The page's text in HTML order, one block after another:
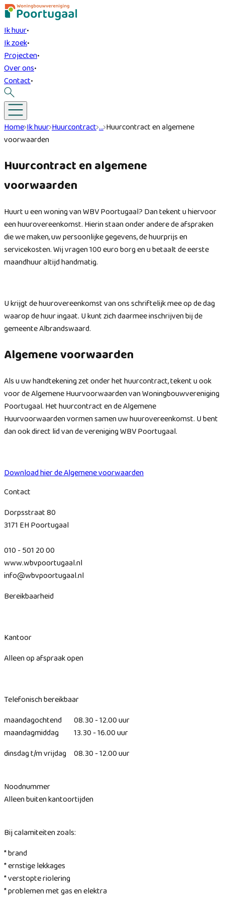
Ik huur•
Ik zoek•
Projecten•
Over ons•
Contact•
Home Ik huur Huurcontract … Huurcontract en algemene
voorwaarden
Huurcontract en algemene
voorwaarden
Huurt u een woning van WBV Poortugaal? Dan tekent u hiervoor
een huurovereenkomst. Hierin staan onder andere de afspraken
die we maken, uw persoonlijke gegevens, de huurprijs en
servicekosten. Wij vragen 100 euro borg en u betaalt de eerste
maandhuur altijd handmatig.
U krijgt de huurovereenkomst van ons schriftelijk mee op de dag
waarop de huur ingaat. U kunt zich daarmee inschrijven bij de
gemeente Albrandswaard.
Algemene voorwaarden
Als u uw handtekening zet onder het huurcontract, tekent u ook
voor de Algemene Huurvoorwaarden van Woningbouwvereniging
Poortugaal. Het huurcontract en de Algemene
Huurvoorwaarden vormen samen uw huurovereenkomst. U bent
dan ook direct lid van de vereniging WBV Poortugaal.
Download hier de Algemene voorwaarden
Contact
Dorpsstraat 80
3171 EH Poortugaal
010 - 501 20 00
www.wbvpoortugaal.nl
info@wbvpoortugaal.nl
Bereikbaarheid
Kantoor
Alleen op afspraak open
Telefonisch bereikbaar
maandagochtend 08.30 - 12.00 uur
maandagmiddag 13.30 - 16.00 uur
dinsdag t/m vrijdag 08.30 - 12.00 uur
Noodnummer
Alleen buiten kantoortijden
Bij calamiteiten zoals:
* brand
* ernstige lekkages
* verstopte riolering
* problemen met gas en elektra